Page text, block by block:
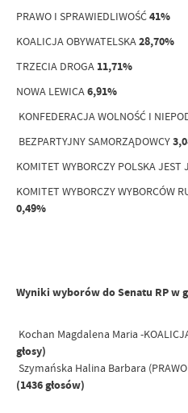
PRAWO I SPRAWIEDLIWOŚĆ41%
KOALICJA OBYWATELSKA28,70%
TRZECIA DROGA 11,71%
NOWA LEWICA6,91%
KONFEDERACJA WOLNOŚĆ I
BEZPARTYJNY SAMORZĄDOWCY
KOMITET WYBORCZY POLSKA JEST
KOMITET WYBORCZY WYBORCÓW
0,49%
Wyniki wyborów do Senatu RP w
Kochan Magdalena Maria -
głosy)
Szymańska Halina Barbara (PRAWO
(1436 głosów)